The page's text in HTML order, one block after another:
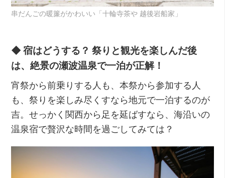
串だんごの暖簾がかわいい「十輪寺茶や 越後岩船家」
◆ 宿はどうする？ 祭りと観光を楽しんだ後
は、絶景の瀬波温泉で一泊が正解！
宵祭から前乗りする人も、本祭から参加する人
も、祭りを楽しみ尽くすなら地元で一泊するのが
吉。せっかく関西から足を延ばすなら、海沿いの
温泉宿で贅沢な時間を過ごしてみては？